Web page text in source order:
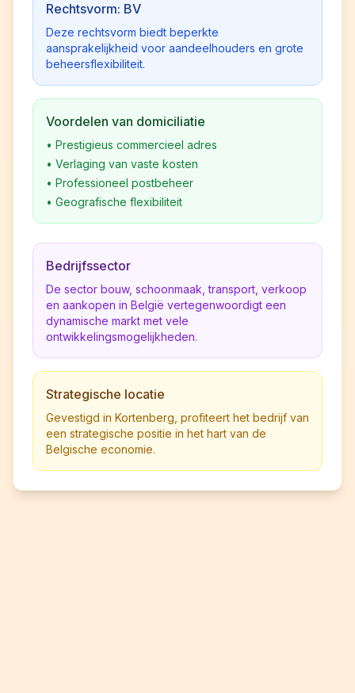
Rechtsvorm: BV
Deze rechtsvorm biedt beperkte
aansprakelijkheid voor aandeelhouders en grote
beheersflexibiliteit.
Voordelen van domiciliatie
• Prestigieus commercieel adres
• Verlaging van vaste kosten
• Professioneel postbeheer
• Geografische flexibiliteit
Bedrijfssector
De sector bouw, schoonmaak, transport, verkoop
en aankopen in België vertegenwoordigt een
dynamische markt met vele
ontwikkelingsmogelijkheden.
Strategische locatie
Gevestigd in Kortenberg, profiteert het bedrijf van
een strategische positie in het hart van de
Belgische economie.